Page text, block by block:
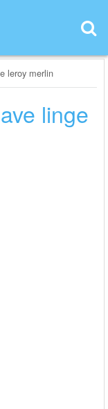
leroy merlin
linge